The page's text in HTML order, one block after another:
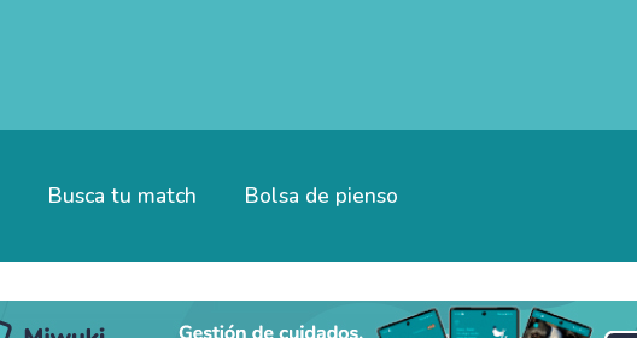
Busca tu match Bolsa de pienso